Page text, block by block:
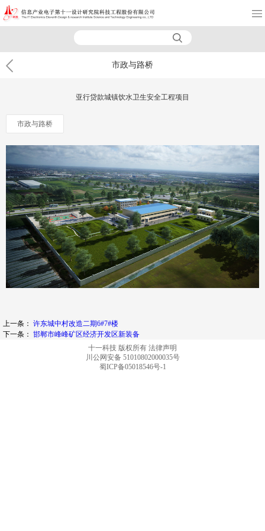
市政与路桥
亚行贷款城镇饮水卫生安全工程项目
市政与路桥
上一条： 许东城中村改造二期6#7#楼
下一条： 邯郸市峰峰矿区经济开发区新装备
十一科技 版权所有 法律声明
川公网安备 51010802000035号
蜀ICP备05018546号-1